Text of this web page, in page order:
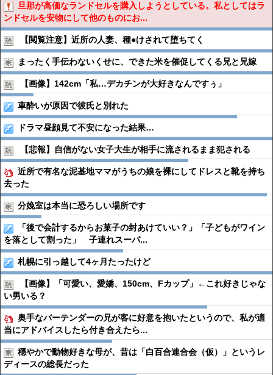
旦那が高価なランドセルを購入しようとしている。私としてはラ
ンドセルを安物にして他のものにお...
【閲覧注意】近所の人妻、種●︎けされて堕ちてく
まったく手伝わないくせに、できた米を催促してくる兄と兄嫁
【画像】142cm「私…デカチンが大好きなんですぅ」
車酔いが原因で彼氏と別れた
ドラマ昼顔見て不安になった結果…
【悲報】自信がない女子大生が相手に流されるまま犯される
近所で有名な泥基地ママがうちの娘を裸にしてドレスと靴を持ち
去った
分娩室は本当に恐ろしい場所です
「後で会計するからお菓子の封あけていい？」「子どもがワイン
を落として割った」 子連れスーパ...
札幌に引っ越して4ヶ月たったけど
【画像】「可愛い、愛嬌、150cm、Fカップ」←これ好きじゃな
い男いる？
奥手なバーテンダーの兄が客に好意を抱いたというので、私が適
当にアドバイスしたら付き合えたら...
穏やかで動物好きな母が、昔は「白百合連合会（仮）」というレ
ディースの総長だった